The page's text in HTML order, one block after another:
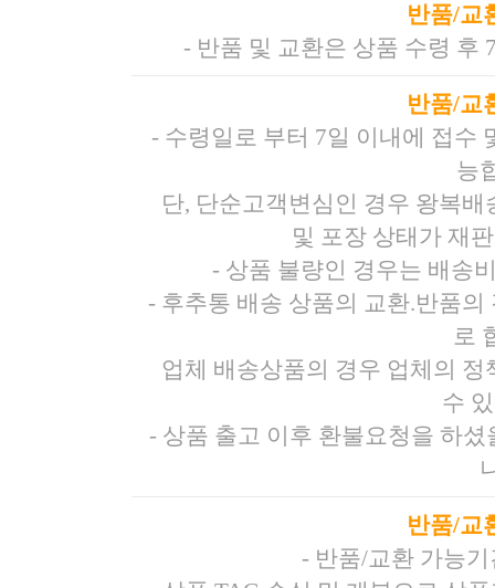
반품/교
- 반품 및 교환은 상품 수령 후
반품/교
- 수령일로 부터 7일 이내에 접수
능
단, 단순고객변심인 경우 왕복
및 포장 상태가 재
- 상품 불량인 경우는 배송
- 후추통 배송 상품의 교환.반품
로
업체 배송상품의 경우 업체의
수
- 상품 출고 이후 환불요청을 하
반품/교
- 반품/교환 가능